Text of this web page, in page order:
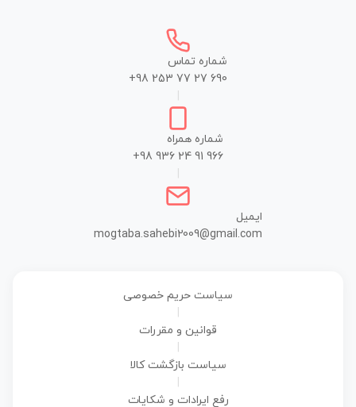
شماره تماس
+98 253 77 27 690
شماره همراه
+98 936 24 91 966
ایمیل
mogtaba.sahebi2009@gmail.com
سیاست حریم خصوصی
قوانین و مقررات
سیاست بازگشت کالا
رفع ایرادات و شکایات